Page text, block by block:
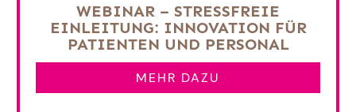
WEBINAR – STRESSFREIE
EINLEITUNG: INNOVATION FÜR
PATIENTEN UND PERSONAL
MEHR DAZU